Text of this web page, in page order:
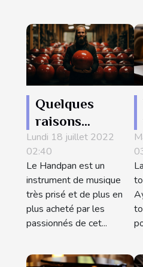
Quelques
raisons
d’acheter les
handpan
Lundi 18 juillet 2022
02:40
Le Handpan est un
instrument de musique
très prisé et de plus en
plus acheté par les
passionnés de cet...